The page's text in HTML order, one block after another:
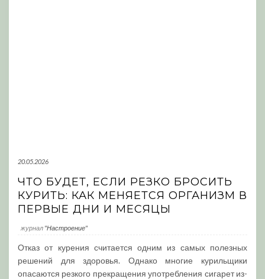
20.05.2026
ЧТО БУДЕТ, ЕСЛИ РЕЗКО БРОСИТЬ
КУРИТЬ: КАК МЕНЯЕТСЯ ОРГАНИЗМ В
ПЕРВЫЕ ДНИ И МЕСЯЦЫ
журнал "Настроение"
Отказ от курения считается одним из самых полезных
решений для здоровья. Однако многие курильщики
опасаются резкого прекращения употребления сигарет из-